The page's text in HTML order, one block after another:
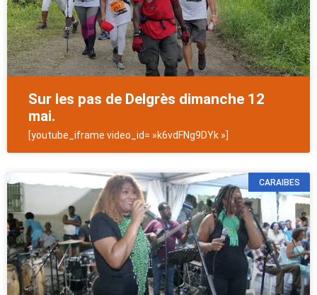
Sur les pas de Delgrès dimanche 12
mai.
[youtube_iframe video_id= »k6vdFNg9DYk »]
CARAIBES